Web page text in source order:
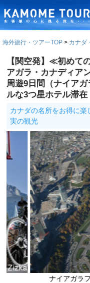
海外旅行・ツアーTOP カナダ
【関空発】≪初めて
アガラ・カナディア
周遊9日間（ナイア
ルな3つ星ホテル滞在
カナダの名所をお得に
実の観光
ナイアガラフォー